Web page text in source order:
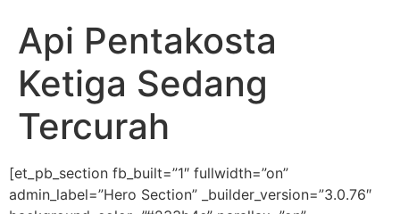
Api Pentakosta
Ketiga Sedang
Tercurah
[et_pb_section fb_built=”1″ fullwidth=”on”
admin_label=”Hero Section” _builder_version=”3.0.76″